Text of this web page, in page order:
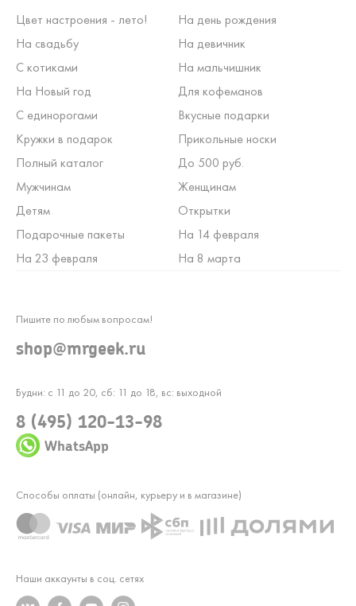
Цвет настроения - лето!
На день рождения
На свадьбу
На девичник
С котиками
На мальчишник
На Новый год
Для кофеманов
С единорогами
Вкусные подарки
Кружки в подарок
Прикольные носки
Полный каталог
До 500 руб.
Мужчинам
Женщинам
Детям
Открытки
Подарочные пакеты
На 14 февраля
На 23 февраля
На 8 марта
Будни: с 11 до 20, сб: 11 до 18, вс: выходной
8 (495) 120-13-98
WhatsApp
Пишите по любым вопросам!
shop@mrgeek.ru
Наши аккаунты в соц. сетях
Способы оплаты (онлайн, курьеру и в магазине)